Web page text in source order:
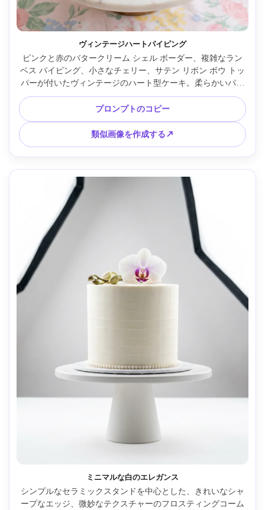
ヴィンテージハートパイピング
ピンクと赤のバタークリーム シェル ボーダー、複雑なラン
ベス パイピング、小さなチェリー、サテン リボン ボウ トッ
パーが付いたヴィンテージのハート型ケーキ。柔らかいパス
テルの背景を持つ白い大理石のテーブルの上に置かれ、明る
い拡散窓光、Canon EOS R5、50mm レンズで撮影、f/1.8、
クローズアップ 4 分の 3 アングル、鮮明なパイピングのディ
テール、フォトリアル、編集用ベーカリー写真 --ar 4:5
プロンプトのコピー
類似画像を作成する↗
ミニマルな白のエレガンス
シンプルなセラミックスタンドを中心とした、きれいなシャ
ープなエッジ、微妙なテクスチャーのフロスティングコーム